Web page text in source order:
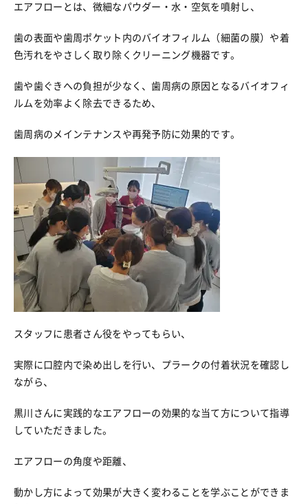
エアフローとは、微細なパウダー・水・空気を噴射し、
歯の表面や歯周ポケット内のバイオフィルム（細菌の膜）や着
色汚れをやさしく取り除くクリーニング機器です。
歯や歯ぐきへの負担が少なく、歯周病の原因となるバイオフィ
ルムを効率よく除去できるため、
歯周病のメインテナンスや再発予防に効果的です。
スタッフに患者さん役をやってもらい、
実際に口腔内で染め出しを行い、プラークの付着状況を確認し
ながら、
黒川さんに実践的なエアフローの効果的な当て方について指導
していただきました。
エアフローの角度や距離、
動かし方によって効果が大きく変わることを学ぶことができま